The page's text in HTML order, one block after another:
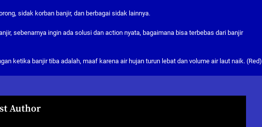
sidak korban banjir, dan berbagai sidak lainnya.
sebenarnya ingin ada solusi dan action nyata, bagaimana bisa terbebas dari banjir
ketika banjir tiba adalah, maaf karena air hujan turun lebat dan volume air laut naik. (Red)
Author